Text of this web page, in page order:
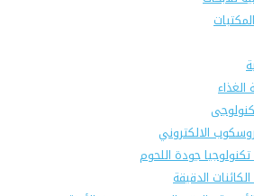
الالكتروني
جودة اللحوم
الدقيقة